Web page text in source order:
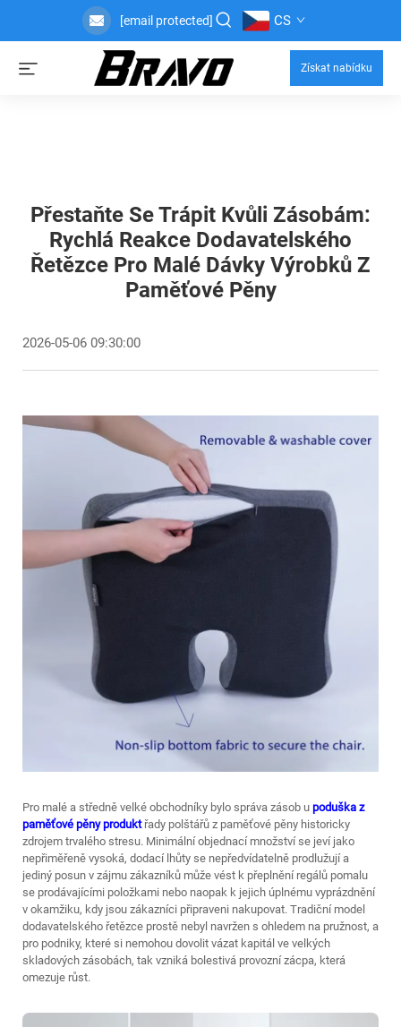
[email protected] CS
Získat nabídku
Přestaňte Se Trápit Kvůli Zásobám:
Rychlá Reakce Dodavatelského
Řetězce Pro Malé Dávky Výrobků Z
Paměťové Pěny
2026-05-06 09:30:00
Pro malé a středně velké obchodníky bylo správa zásob u poduška z
paměťové pěnyprodukt řady polštářů z paměťové pěny historicky
zdrojem trvalého stresu. Minimální objednací množství se jeví jako
nepřiměřeně vysoká, dodací lhůty se nepředvídatelně prodlužují a
jediný posun v zájmu zákazníků může vést k přeplnění regálů pomalu
se prodávajícími položkami nebo naopak k jejich úplnému vyprázdnění
v okamžiku, kdy jsou zákazníci připraveni nakupovat. Tradiční model
dodavatelského řetězce prostě nebyl navržen s ohledem na pružnost, a
pro podniky, které si nemohou dovolit vázat kapitál ve velkých
skladových zásobách, tak vzniká bolestivá provozní zácpa, která
omezuje růst.